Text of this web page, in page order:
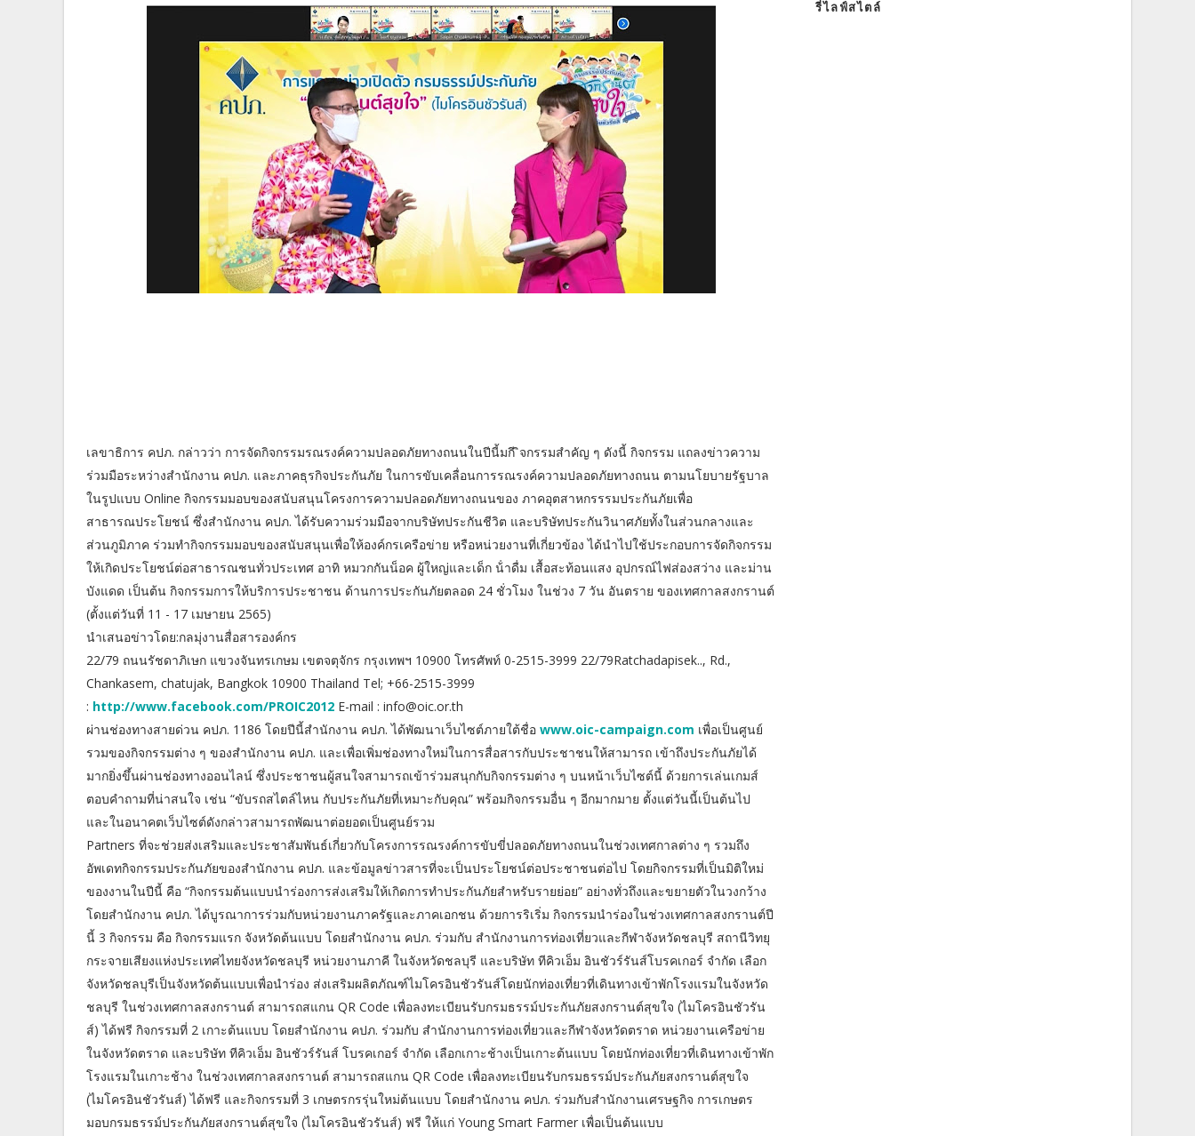
เลขาธิการ คปภ. กล่าวว่า การจัดกิจกรรมรณรงค์ความปลอดภัยทางถนนในปีนี้มกี ิจกรรมสําคัญ ๆ ดังนี้ กิจกรรม แถลงข่าวความ
ร่วมมือระหว่างสํานักงาน คปภ. และภาคธุรกิจประกันภัย ในการขับเคลื่อนการรณรงค์ความปลอดภัยทางถนน ตามนโยบายรัฐบาล
ในรูปแบบ Online กิจกรรมมอบของสนับสนุนโครงการความปลอดภัยทางถนนของ ภาคอุตสาหกรรรมประกันภัยเพื่อ
สาธารณประโยชน์ ซึ่งสํานักงาน คปภ. ได้รับความร่วมมือจากบริษัทประกันชีวิต และบริษัทประกันวินาศภัยทั้งในส่วนกลางและ
ส่วนภูมิภาค ร่วมทํากิจกรรมมอบของสนับสนุนเพื่อให้องค์กรเครือข่าย หรือหน่วยงานที่เกี่ยวข้อง ได้นําไปใช้ประกอบการจัดกิจกรรม
ให้เกิดประโยชน์ต่อสาธารณชนทั่วประเทศ อาทิ หมวกกันน็อค ผู้ใหญ่และเด็ก น้ําดื่ม เสื้อสะท้อนแสง อุปกรณ์ไฟส่องสว่าง และม่าน
บังแดด เป็นต้น กิจกรรมการให้บริการประชาชน ด้านการประกันภัยตลอด 24 ชั่วโมง ในช่วง 7 วัน อันตราย ของเทศกาลสงกรานต์
(ตั้งแต่วันที่ 11 - 17 เมษายน 2565)
นําเสนอข่าวโดย:กลมุ่งานสื่อสารองค์กร
22/79 ถนนรัชดาภิเษก แขวงจันทรเกษม เขตจตุจักร กรุงเทพฯ 10900 โทรศัพท์ 0-2515-3999 22/79Ratchadapisek.., Rd.,
Chankasem, chatujak, Bangkok 10900 Thailand Tel; +66-2515-3999
: http://www.facebook.com/PROIC2012 E-mail : info@oic.or.th
ผ่านช่องทางสายด่วน คปภ. 1186 โดยปีนี้สํานักงาน คปภ. ได้พัฒนาเว็บไซต์ภายใต้ชื่อ www.oic-campaign.com เพื่อเป็นศูนย์
รวมของกิจกรรมต่าง ๆ ของสํานักงาน คปภ. และเพื่อเพิ่มช่องทางใหม่ในการสื่อสารกับประชาชนให้สามารถ เข้าถึงประกันภัยได้
มากยิ่งขึ้นผ่านช่องทางออนไลน์ ซึ่งประชาชนผู้สนใจสามารถเข้าร่วมสนุกกับกิจกรรมต่าง ๆ บนหน้าเว็บไซต์นี้ ด้วยการเล่นเกมส์
ตอบคําถามที่น่าสนใจ เช่น “ขับรถสไตล์ไหน กับประกันภัยที่เหมาะกับคุณ” พร้อมกิจกรรมอื่น ๆ อีกมากมาย ตั้งแต่วันนี้เป็นต้นไป
และในอนาคตเว็บไซต์ดังกล่าวสามารถพัฒนาต่อยอดเป็นศูนย์รวม
Partners ที่จะช่วยส่งเสริมและประชาสัมพันธ์เกี่ยวกับโครงการรณรงค์การขับขี่ปลอดภัยทางถนนในช่วงเทศกาลต่าง ๆ รวมถึง
อัพเดทกิจกรรมประกันภัยของสํานักงาน คปภ. และข้อมูลข่าวสารที่จะเป็นประโยชน์ต่อประชาชนต่อไป โดยกิจกรรมที่เป็นมิติใหม่
ของงานในปีนี้ คือ “กิจกรรมต้นแบบนําร่องการส่งเสริมให้เกิดการทําประกันภัยสําหรับรายย่อย” อย่างทั่วถึงและขยายตัวในวงกว้าง
โดยสํานักงาน คปภ. ได้บูรณาการร่วมกับหน่วยงานภาครัฐและภาคเอกชน ด้วยการริเริ่ม กิจกรรมนําร่องในช่วงเทศกาลสงกรานต์ปี
นี้ 3 กิจกรรม คือ กิจกรรมแรก จังหวัดต้นแบบ โดยสํานักงาน คปภ. ร่วมกับ สํานักงานการท่องเที่ยวและกีฬาจังหวัดชลบุรี สถานีวิทยุ
กระจายเสียงแห่งประเทศไทยจังหวัดชลบุรี หน่วยงานภาคี ในจังหวัดชลบุรี และบริษัท ทีคิวเอ็ม อินชัวร์รันส์โบรคเกอร์ จํากัด เลือก
จังหวัดชลบุรีเป็นจังหวัดต้นแบบเพื่อนําร่อง ส่งเสริมผลิตภัณฑ์ไมโครอินชัวรันส์โดยนักท่องเที่ยวที่เดินทางเข้าพักโรงแรมในจังหวัด
ชลบุรี ในช่วงเทศกาลสงกรานต์ สามารถสแกน QR Code เพื่อลงทะเบียนรับกรมธรรม์ประกันภัยสงกรานต์สุขใจ (ไมโครอินชัวรัน
ส์) ได้ฟรี กิจกรรมที่ 2 เกาะต้นแบบ โดยสํานักงาน คปภ. ร่วมกับ สํานักงานการท่องเที่ยวและกีฬาจังหวัดตราด หน่วยงานเครือข่าย
ในจังหวัดตราด และบริษัท ทีคิวเอ็ม อินชัวร์รันส์ โบรคเกอร์ จํากัด เลือกเกาะช้างเป็นเกาะต้นแบบ โดยนักท่องเที่ยวที่เดินทางเข้าพัก
โรงแรมในเกาะช้าง ในช่วงเทศกาลสงกรานต์ สามารถสแกน QR Code เพื่อลงทะเบียนรับกรมธรรม์ประกันภัยสงกรานต์สุขใจ
(ไมโครอินชัวรันส์) ได้ฟรี และกิจกรรมที่ 3 เกษตรกรรุ่นใหม่ต้นแบบ โดยสํานักงาน คปภ. ร่วมกับสํานักงานเศรษฐกิจ การเกษตร
มอบกรมธรรม์ประกันภัยสงกรานต์สุขใจ (ไมโครอินชัวรันส์) ฟรี ให้แก่ Young Smart Farmer เพื่อเป็นต้นแบบ
รี่ไลฟ์สไตล์